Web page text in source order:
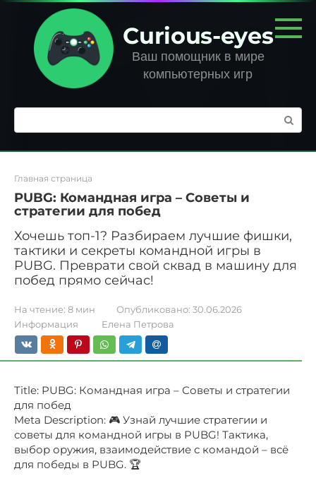
Перейти
контенту
Curious-eyes
Ваш помощник в мире
компьютерных игр
Поиск:
Главная страница
PUBG: Командная игра – Советы и
стратегии для побед
Хочешь топ-1? Разбираем лучшие фишки,
тактики и секреты командной игры в
PUBG. Преврати свой сквад в машину для
побед прямо сейчас!
На чтение: 8 мин Опубликовано: 30.06.2026
Информация
Елена Петрова
Title: PUBG: Командная игра – Советы и стратегии
для побед
Meta Description: 🎮 Узнай лучшие стратегии и
советы для командной игры в PUBG! Тактика‚
выбор оружия‚ взаимодействие с командой – всё
для победы в PUBG. 🏆